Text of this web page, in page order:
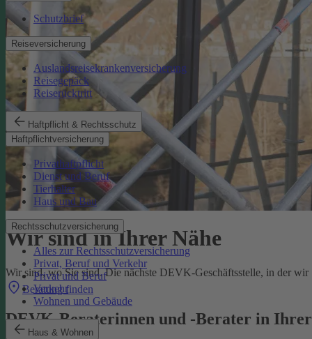
Schutzbrief
Reiseversicherung
Auslandsreisekrankenversicherung
Reisegepäck
Reiserücktritt
Haftpflicht & Rechtsschutz
Haftpflichtversicherung
Privathaftpflicht
Dienst und Beruf
Tierhalter
Haus und Bau
Rechtsschutzversicherung
Alles zur Rechtsschutzversicherung
Privat, Beruf und Verkehr
Privat und Beruf
Verkehr
Wohnen und Gebäude
Haus & Wohnen
Wir sind in Ihrer Nähe
Wir sind, wo Sie sind. Die nächste DEVK-Geschäftsstelle, in der
Beratung finden
DEVK-Beraterinnen und -Berater in Ihrer